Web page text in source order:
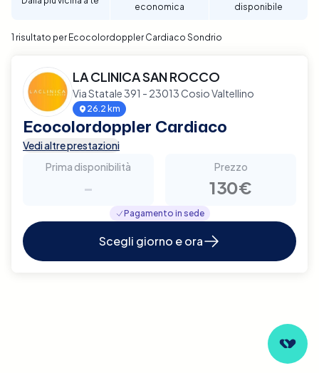
affidabile e di qualità.
economica
disponibile
1 risultato per Ecocolordoppler Cardiaco Sondrio
LA CLINICA SAN ROCCO
Via Statale 391 - 23013 Cosio Valtellino
26.2 km
Ecocolordoppler Cardiaco
Vedi altre prestazioni
Prima disponibilità
-
Prezzo
130€
Pagamento in sede
Scegli giorno e ora